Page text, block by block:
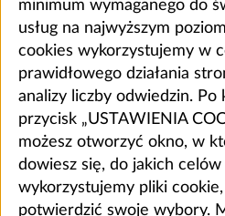
minimum wymaganego do
usług na najwyższym
cookies wykorzystujemy w
prawidłowego działania
analizy liczby odwiedzin. Po
przycisk „USTAWIENIA
możesz otworzyć okno, w
dowiesz się, do jakich celów
wykorzystujemy pliki
potwierdzić swoje wybory.